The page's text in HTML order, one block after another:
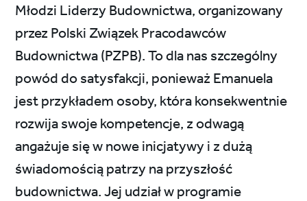
Młodzi Liderzy Budownictwa, organizowany
przez Polski Związek Pracodawców
Budownictwa (PZPB). To dla nas szczególny
powód do satysfakcji, ponieważ Emanuela
jest przykładem osoby, która konsekwentnie
rozwija swoje kompetencje, z odwagą
angażuje się w nowe inicjatywy i z dużą
świadomością patrzy na przyszłość
budownictwa. Jej udział w programie